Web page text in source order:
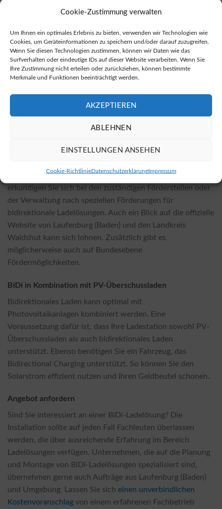
Cookie-Zustimmung verwalten
Um Ihnen ein optimales Erlebnis zu bieten, verwenden wir Technologien wie
Cookies, um Geräteinformationen zu speichern und/oder darauf zuzugreifen.
Wenn Sie diesen Technologien zustimmen, können wir Daten wie das
Surfverhalten oder eindeutige IDs auf dieser Website verarbeiten. Wenn Sie
Ihre Zustimmung nicht erteilen oder zurückziehen, können bestimmte
Merkmale und Funktionen beeinträchtigt werden.
AKZEPTIEREN
ABLEHNEN
EINSTELLUNGEN ANSEHEN
Cookie-RichtlinieDatenschutzerklärungImpressum
Die Kosten für die Installation hängen von verschiedenen
die örtlichen Gegebenheiten. Einige Einflussfaktoren sind
der Platzbedarf, die Anschlussmöglichkeiten und die
Komplexität der Installation. In der Regel sind bidirektionale
Wallboxen teurer in der Anschaffung im Vergleich zu
höheren Kosten in der Regel schnell durch die
Laufenburg (Baden)
dynamisch und kann sich schnell verändern. Am besten
erkundigen Sie sich bei den zuständigen Förderstellen oder
der Verwaltung nach speziellen Förderungen für
bidirektionale Ladelösungen. Auch ein Blick auf die offizielle
Website von Laufenburg (Baden) und den Landkreis
Waldshut kann sich lohnen. Zusätzlich gibt es
möglicherweise auch auf Bundesebene
Fördermöglichkeiten.
BiDi in Kombination mit PV-Überschussladen
Bidirektionales Laden kann optimal mit
Photovoltaikanlagen kombiniert werden. Eine
Voraussetzung dafür ist, dass Ihre Ladestation sowohl PV-
Überschussladen als auch bidirektionales Laden
unterstützt. Ebenso benötigen Sie ein Fahrzeug, das
Bidirectional Charging unterstützt. So können Sie den
Solarstrom effizient nutzen und Ihren Geldbeutel schonen.
Angebot anfordern
Sind Sie interessiert an einer BiDi-Ladelösung? Die
Installation sollte auf jeden Fall Fachleuten überlassen
werden, die über ausreichende Erfahrung im Bereich
Ladelösungen verfügen. Unternehmen, die auf die Planung
und Montage von BiDi-Ladelösungen spezialisiert sind,
übernehmen gerne auch Aufträge aus Laufenburg (Baden)
und Umgebung. Lassen Sie sich einen unverbindlichen
Kostenvoranschlag von einem erfahrenen Fachbetrieb